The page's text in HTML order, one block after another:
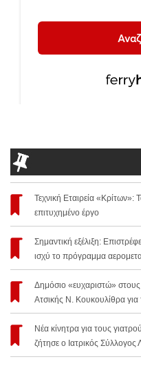
Τεχνική Εταιρεία «Κρίτων»:
επιτυχημένο έργο
Σημαντική εξέλιξη:
ισχύ το πρόγραμμα
Δημόσιο «ευχαριστώ»
Ατσικής Ν. Κουκουλίθρα
Νέα κίνητρα για τους
ζήτησε ο Ιατρικός